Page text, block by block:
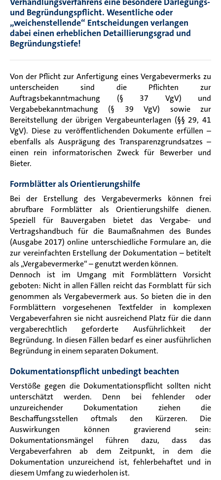
und Begründungspflicht. Wesentliche oder
„weichenstellende“ Entscheidungen verlangen
dabei einen erheblichen Detaillierungsgrad und
Begründungstiefe!
Von der Pflicht zur Anfertigung eines Vergabevermerks zu
unterscheiden sind die Pflichten zur
Auftragsbekanntmachung (§ 37 VgV) und
Vergabebekanntmachung (§ 39 VgV) sowie zur
Bereitstellung der übrigen Vergabeunterlagen (§§ 29, 41
VgV). Diese zu veröffentlichenden Dokumente erfüllen –
ebenfalls als Ausprägung des Transparenzgrundsatzes –
einen rein informatorischen Zweck für Bewerber und
Bieter.
Formblätter als Orientierungshilfe
Bei der Erstellung des Vergabevermerks können frei
abrufbare Formblätter als Orientierungshilfe dienen.
Speziell für Bauvergaben bietet das Vergabe- und
Vertragshandbuch für die Baumaßnahmen des Bundes
(Ausgabe 2017) online unterschiedliche Formulare an, die
zur vereinfachten Erstellung der Dokumentation – betitelt
als „Vergabevermerke“ – genutzt werden können.
Dennoch ist im Umgang mit Formblättern Vorsicht
geboten: Nicht in allen Fällen reicht das Formblatt für sich
genommen als Vergabevermerk aus. So bieten die in den
Formblättern vorgesehenen Textfelder in komplexen
Vergabeverfahren sie nicht ausreichend Platz für die dann
vergaberechtlich geforderte Ausführlichkeit der
Begründung. In diesen Fällen bedarf es einer ausführlichen
Begründung in einem separaten Dokument.
Dokumentationspflicht unbedingt beachten
Verstöße gegen die Dokumentationspflicht sollten nicht
unterschätzt werden. Denn bei fehlender oder
unzureichender Dokumentation ziehen die
Beschaffungsstellen oftmals den Kürzeren. Die
Auswirkungen können gravierend sein:
Dokumentationsmängel führen dazu, dass das
Vergabeverfahren ab dem Zeitpunkt, in dem die
Dokumentation unzureichend ist, fehlerbehaftet und in
diesem Umfang zu wiederholen ist.